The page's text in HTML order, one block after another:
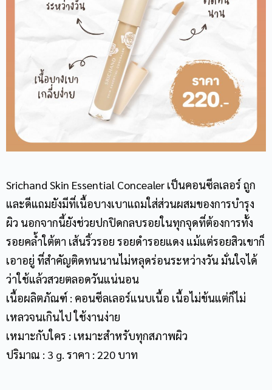
Srichand Skin Essential Concealer เป็นคอนซีลเลอร์ ถูก
และดีแถมยังมีที่เนื้อบางเบาแถมใส่ส่วนผสมของการบำรุง
ผิว นอกจากนี้ยังช่วยปกปิดกลบรอยในทุกจุดที่ต้องการทั้ง
รอยคล้ำใต้ตา เส้นริ้วรอย รอยดำรอยแดง แม้แต่รอยสิวเขาก็
เอาอยู่ ที่สำคัญติดทนนานไม่หลุดร่อนระหว่างวัน มั่นใจได้
ว่าใช้แล้วสวยตลอดวันแน่นอน
เนื้อผลิตภัณฑ์ : คอนซีลเลอร์แนบเนื้อ เนื้อไม่ข้นแต่ก็ไม่
เหลวจนเกินไป ใช้งานง่าย
เหมาะกับใคร : เหมาะสำหรับทุกสภาพผิว
ปริมาณ : 3 g. ราคา : 220 บาท